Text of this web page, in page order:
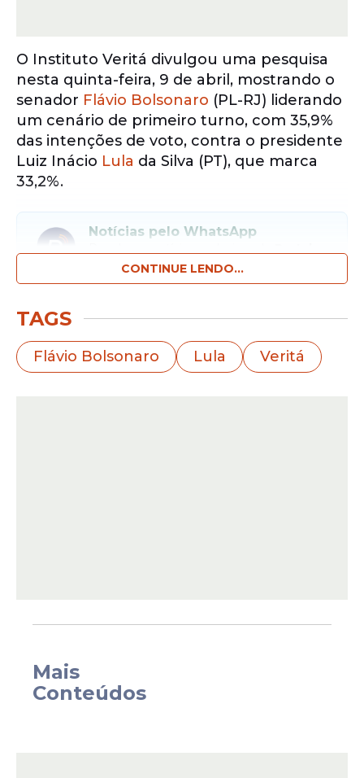
O Instituto Veritá divulgou uma pesquisa
nesta quinta-feira, 9 de abril, mostrando o
senador Flávio Bolsonaro (PL-RJ) liderando
um cenário de primeiro turno, com 35,9%
das intenções de voto, contra o presidente
Luiz Inácio Lula da Silva (PT), que marca
33,2%.
Notícias pelo WhatsApp
de Prefeiturapelo nosso canal.
Na sequência, o governador do Paraná,
Ratinho Junior (PSD), que recentemente
Os ex-governadores Ronaldo Caiado (PSD),
de Goiás, e Romeu Zema (Novo), de Minas
CONTINUE LENDO...
TAGS
Flávio Bolsonaro Lula Veritá
Mais
Conteúdos